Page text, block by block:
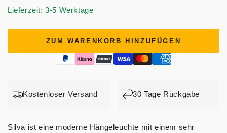
Lieferzeit: 3-5 Werktage
ZUM WARENKORB HINZUFÜGEN
Kostenloser Versand 30 Tage Rückgabe
Silva ist eine moderne Hängeleuchte mit einem sehr